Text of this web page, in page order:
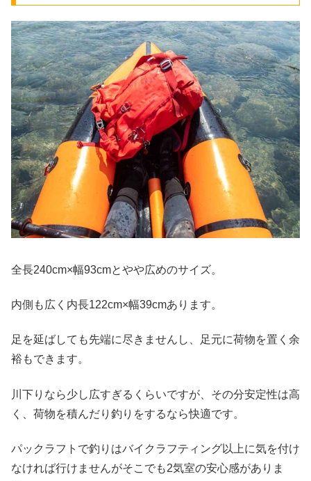
全長240cm×幅93cmとやや広めのサイズ。
内側も広く内長122cm×幅39cmあります。
足を延ばしても先端に尽きませんし、足元に荷物を置く余
裕もできます。
川下りなら少し広すぎるくらいですが、その分安定性は高
く、荷物を積んだり釣りをするなら快適です。
パックラフトで釣りはバイクラフティング以上に気を付け
なければ行けませんがそこでも2気室の安心感がありま